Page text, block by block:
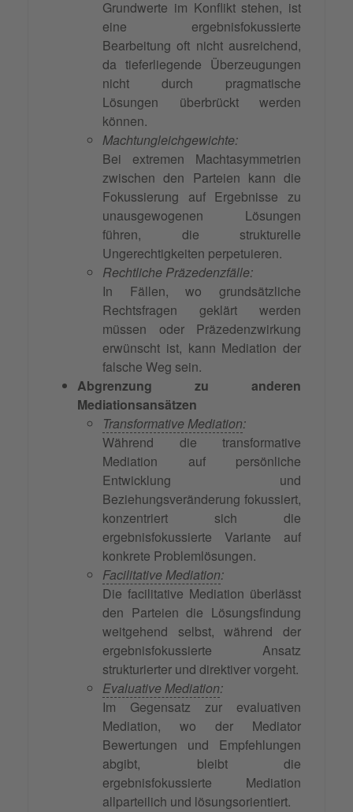
Grundwerte im Konflikt stehen, ist
eine ergebnisfokussierte
Bearbeitung oft nicht ausreichend,
da tieferliegende Überzeugungen
nicht durch pragmatische
Lösungen überbrückt werden
können.
Machtungleichgewichte:
Bei extremen Machtasymmetrien
zwischen den Parteien kann die
Fokussierung auf Ergebnisse zu
unausgewogenen Lösungen
führen, die strukturelle
Ungerechtigkeiten perpetuieren.
Rechtliche Präzedenzfälle:
In Fällen, wo grundsätzliche
Rechtsfragen geklärt werden
müssen oder Präzedenzwirkung
erwünscht ist, kann Mediation der
falsche Weg sein.
Abgrenzung zu anderen
Mediationsansätzen
Transformative Mediation:
Während die transformative
Mediation auf persönliche
Entwicklung und
Beziehungsveränderung fokussiert,
konzentriert sich die
ergebnisfokussierte Variante auf
konkrete Problemlösungen.
Facilitative Mediation:
Die facilitative Mediation überlässt
den Parteien die Lösungsfindung
weitgehend selbst, während der
ergebnisfokussierte Ansatz
strukturierter und direktiver vorgeht.
Evaluative Mediation:
Im Gegensatz zur evaluativen
Mediation, wo der Mediator
Bewertungen und Empfehlungen
abgibt, bleibt die
ergebnisfokussierte Mediation
allparteilich und lösungsorientiert.